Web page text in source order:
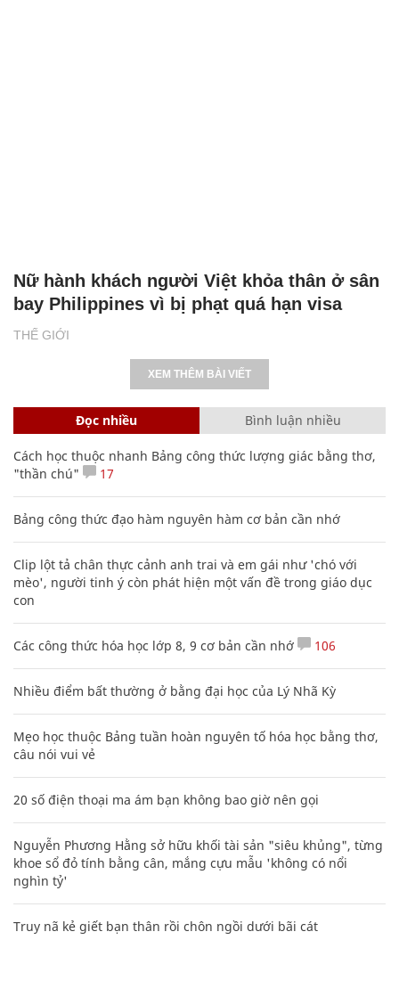
THẾ GIỚI
Nữ hành khách người Việt khỏa thân ở sân
bay Philippines vì bị phạt quá hạn visa
XEM THÊM BÀI VIẾT
Đọc nhiều Bình luận nhiều
Cách học thuộc nhanh Bảng công thức lượng giác bằng thơ,
"thần chú"
17
Bảng công thức đạo hàm nguyên hàm cơ bản cần nhớ
Clip lột tả chân thực cảnh anh trai và em gái như 'chó với
mèo', người tinh ý còn phát hiện một vấn đề trong giáo dục
con
Các công thức hóa học lớp 8, 9 cơ bản cần nhớ 106
Nhiều điểm bất thường ở bằng đại học của Lý Nhã Kỳ
Mẹo học thuộc Bảng tuần hoàn nguyên tố hóa học bằng thơ,
câu nói vui vẻ
20 số điện thoại ma ám bạn không bao giờ nên gọi
Nguyễn Phương Hằng sở hữu khối tài sản "siêu khủng", từng
khoe sổ đỏ tính bằng cân, mắng cựu mẫu 'không có nổi
nghìn tỷ'
Truy nã kẻ giết bạn thân rồi chôn ngồi dưới bãi cát